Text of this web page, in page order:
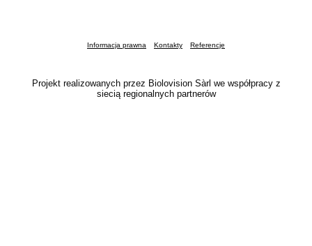
Informacja prawna Kontakty Referencje
Projekt realizowanych przez Biolovision Sàrl we współpracy z
siecią regionalnych partnerów